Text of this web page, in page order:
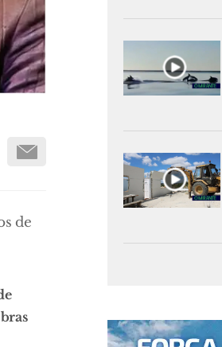
de